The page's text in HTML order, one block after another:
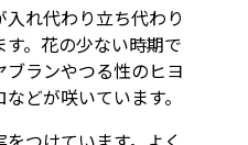
れ代わり立ち代わり
。花の少ない時期で
ランやつる性のヒヨ
どが咲いています。
つけています。よく